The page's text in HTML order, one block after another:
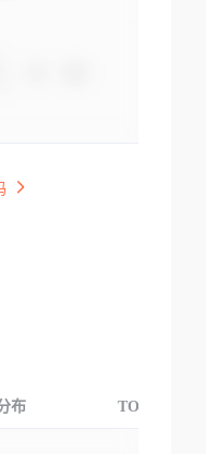
布 TOP3交易国